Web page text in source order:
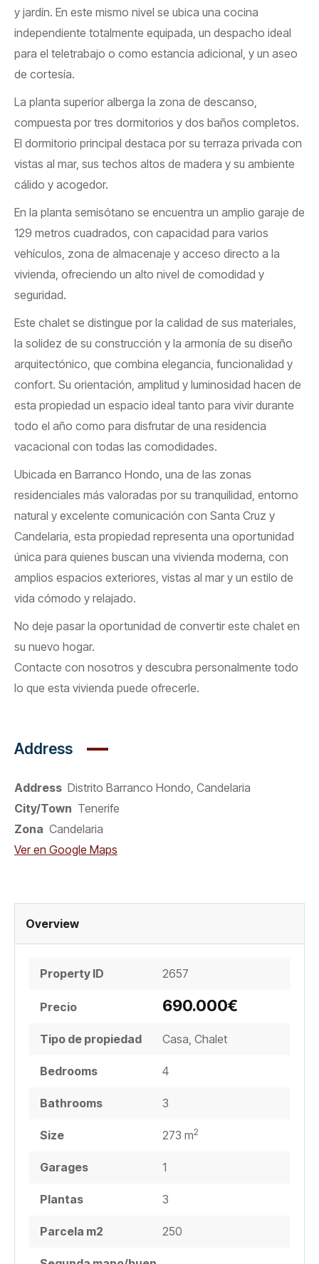
y jardín. En este mismo nivel se ubica una cocina
independiente totalmente equipada, un despacho ideal
para el teletrabajo o como estancia adicional, y un aseo
de cortesía.
La planta superior alberga la zona de descanso,
compuesta por tres dormitorios y dos baños completos.
El dormitorio principal destaca por su terraza privada con
vistas al mar, sus techos altos de madera y su ambiente
cálido y acogedor.
En la planta semisótano se encuentra un amplio garaje de
129 metros cuadrados, con capacidad para varios
vehículos, zona de almacenaje y acceso directo a la
vivienda, ofreciendo un alto nivel de comodidad y
seguridad.
Este chalet se distingue por la calidad de sus materiales,
la solidez de su construcción y la armonía de su diseño
arquitectónico, que combina elegancia, funcionalidad y
confort. Su orientación, amplitud y luminosidad hacen de
esta propiedad un espacio ideal tanto para vivir durante
todo el año como para disfrutar de una residencia
vacacional con todas las comodidades.
Ubicada en Barranco Hondo, una de las zonas
residenciales más valoradas por su tranquilidad, entorno
natural y excelente comunicación con Santa Cruz y
Candelaria, esta propiedad representa una oportunidad
única para quienes buscan una vivienda moderna, con
amplios espacios exteriores, vistas al mar y un estilo de
vida cómodo y relajado.
No deje pasar la oportunidad de convertir este chalet en
su nuevo hogar.
Contacte con nosotros y descubra personalmente todo
lo que esta vivienda puede ofrecerle.
Address
Address Distrito Barranco Hondo, Candelaria
City/Town Tenerife
Zona Candelaria
Ver en Google Maps
Overview
Property ID 2657
Precio 690.000€
Tipo de propiedad Casa Chalet
Bedrooms 4
Bathrooms 3
Size 273 m2
Garages 1
Plantas 3
Parcela m2 250